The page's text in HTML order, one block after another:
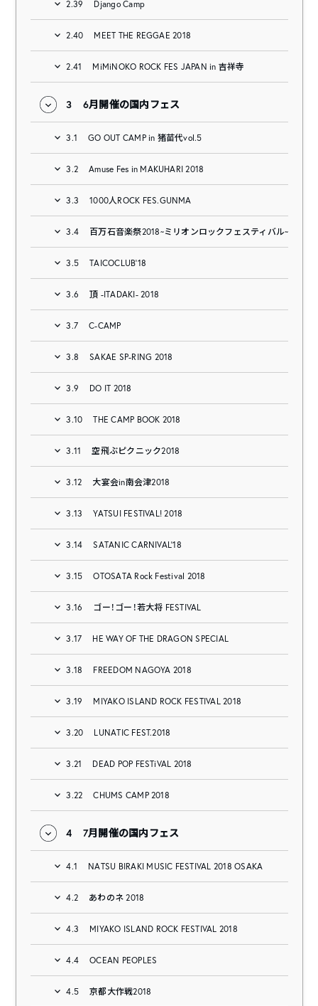
2.39 Django Camp
2.40 MEET THE REGGAE 2018
2.41 MiMiNOKO ROCK FES JAPAN in 吉祥寺
3 6月開催の国内フェス
3.1 GO OUT CAMP in 猪苗代vol.5
3.2 Amuse Fes in MAKUHARI 2018
3.3 1000人ROCK FES.GUNMA
3.4 百万石音楽祭2018~ミリオンロックフェスティバル~
3.5 TAICOCLUB’18
3.6 頂 -ITADAKI- 2018
3.7 C-CAMP
3.8 SAKAE SP-RING 2018
3.9 DO IT 2018
3.10 THE CAMP BOOK 2018
3.11 空飛ぶピクニック2018
3.12 大宴会in南会津2018
3.13 YATSUI FESTIVAL! 2018
3.14 SATANIC CARNIVAL’18
3.15 OTOSATA Rock Festival 2018
3.16 ゴー！ゴー！若大将 FESTIVAL
3.17 HE WAY OF THE DRAGON SPECIAL
3.18 FREEDOM NAGOYA 2018
3.19 MIYAKO ISLAND ROCK FESTIVAL 2018
3.20 LUNATIC FEST.2018
3.21 DEAD POP FESTiVAL 2018
3.22 CHUMS CAMP 2018
4 7月開催の国内フェス
4.1 NATSU BIRAKI MUSIC FESTIVAL 2018 OSAKA
4.2 あわのネ 2018
4.3 MIYAKO ISLAND ROCK FESTIVAL 2018
4.4 OCEAN PEOPLES
4.5 京都大作戦2018